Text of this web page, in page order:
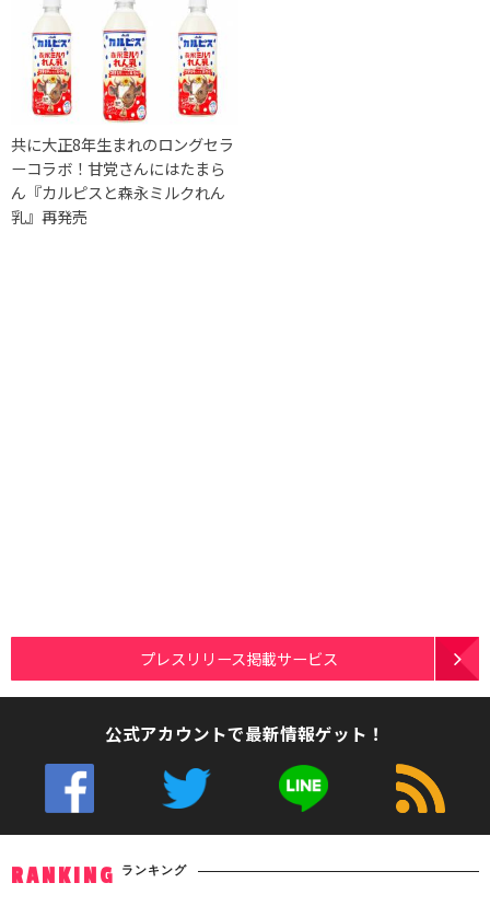
共に大正8年生まれのロングセラ
ーコラボ！甘党さんにはたまら
ん『カルピスと森永ミルクれん
乳』再発売
プレスリリース掲載サービス
公式アカウントで最新情報ゲット！
RANKING ランキング